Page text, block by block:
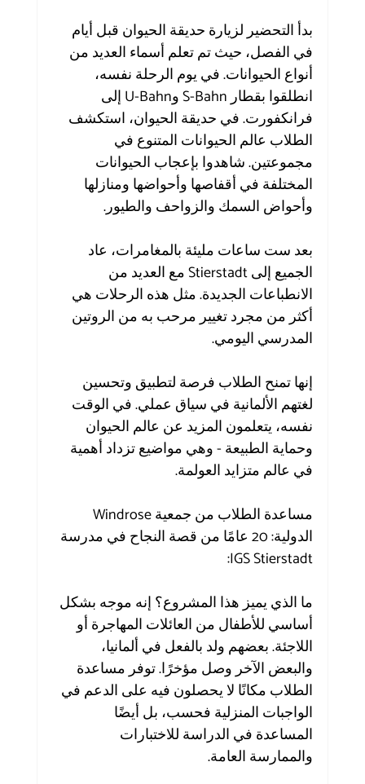
بدأ التحضير لزيارة حديقة الحيوان قبل أيام
في الفصل، حيث تم تعلم أسماء العديد من
أنواع الحيوانات. في يوم الرحلة نفسه،
انطلقوا بقطار S-Bahn وU-Bahn إلى
فرانكفورت. في حديقة الحيوان، استكشف
الطلاب عالم الحيوانات المتنوع في
مجموعتين. شاهدوا بإعجاب الحيوانات
المختلفة في أقفاصها وأحواضها ومنازلها
وأحواض السمك والزواحف والطيور.
بعد ست ساعات مليئة بالمغامرات، عاد
الجميع إلى Stierstadt مع العديد من
الانطباعات الجديدة. مثل هذه الرحلات هي
أكثر من مجرد تغيير مرحب به من الروتين
المدرسي اليومي.
إنها تمنح الطلاب فرصة لتطبيق وتحسين
لغتهم الألمانية في سياق عملي. في الوقت
نفسه، يتعلمون المزيد عن عالم الحيوان
وحماية الطبيعة - وهي مواضيع تزداد أهمية
في عالم متزايد العولمة.
مساعدة الطلاب من جمعية Windrose
الدولية: 20 عامًا من قصة النجاح في مدرسة
IGS Stierstadt:
ما الذي يميز هذا المشروع؟ إنه موجه بشكل
أساسي للأطفال من العائلات المهاجرة أو
اللاجئة. بعضهم ولد بالفعل في ألمانيا،
والبعض الآخر وصل مؤخرًا. توفر مساعدة
الطلاب مكانًا لا يحصلون فيه على الدعم في
الواجبات المنزلية فحسب، بل أيضًا
المساعدة في الدراسة للاختبارات
والممارسة العامة.